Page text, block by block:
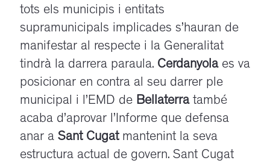
tots els municipis i entitats
supramunicipals implicades s’hauran de
manifestar al respecte i la Generalitat
tindrà la darrera paraula. Cerdanyola es va
posicionar en contra al seu darrer ple
municipal i l’EMD de Bellaterra també
acaba d’aprovar l’Informe que defensa
anar a Sant Cugatmantenint la seva
estructura actual de govern. Sant Cugat